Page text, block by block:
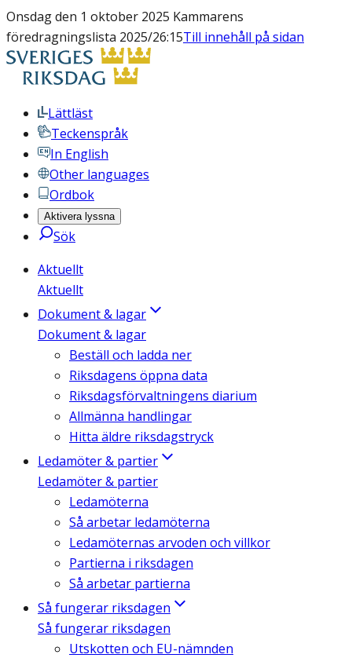
Onsdag den 1 oktober 2025 Kammarens
föredragningslista 2025/26:15Till innehåll på sidan
Lättläst
Teckenspråk
In English
Other languages
Ordbok
Aktivera lyssna
Sök
Aktuellt
Aktuellt
Dokument & lagar
Dokument & lagar
Beställ och ladda ner
Riksdagens öppna data
Riksdagsförvaltningens diarium
Allmänna handlingar
Hitta äldre riksdagstryck
Ledamöter & partier
Ledamöter & partier
Ledamöterna
Så arbetar ledamöterna
Ledamöternas arvoden och villkor
Partierna i riksdagen
Så arbetar partierna
Så fungerar riksdagen
Så fungerar riksdagen
Utskotten och EU-nämnden